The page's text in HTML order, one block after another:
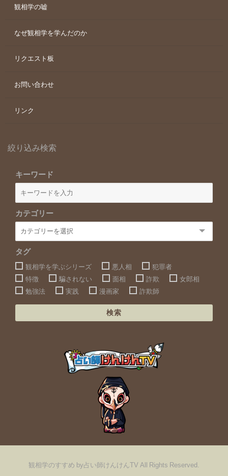
観相学の嘘
なぜ観相学を学んだのか
リクエスト板
お問い合わせ
リンク
絞り込み検索
キーワード
カテゴリー
タグ
観相学を学ぶシリーズ 悪人相
犯罪者
特徴
騙されない 面相 詐欺
女郎相
勉強法
実践 漫画家 詐欺師
検索
観相学のすすめ by占い師けんけんTV All Rights Reserved.